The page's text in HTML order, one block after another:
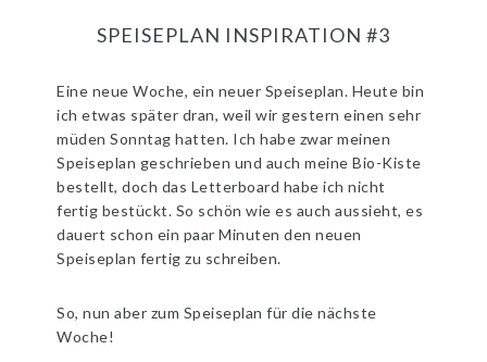
SPEISEPLAN INSPIRATION #3
Eine neue Woche, ein neuer Speiseplan. Heute bin
ich etwas später dran, weil wir gestern einen sehr
müden Sonntag hatten. Ich habe zwar meinen
Speiseplan geschrieben und auch meine Bio-Kiste
bestellt, doch das Letterboard habe ich nicht
fertig bestückt. So schön wie es auch aussieht, es
dauert schon ein paar Minuten den neuen
Speiseplan fertig zu schreiben.
So, nun aber zum Speiseplan für die nächste
Woche!